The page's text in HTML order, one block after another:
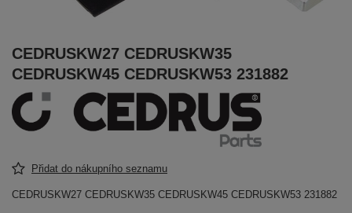
CEDRUSKW27 CEDRUSKW35
CEDRUSKW45 CEDRUSKW53 231882
Přidat do nákupního seznamu
CEDRUSKW27 CEDRUSKW35 CEDRUSKW45 CEDRUSKW53 231882